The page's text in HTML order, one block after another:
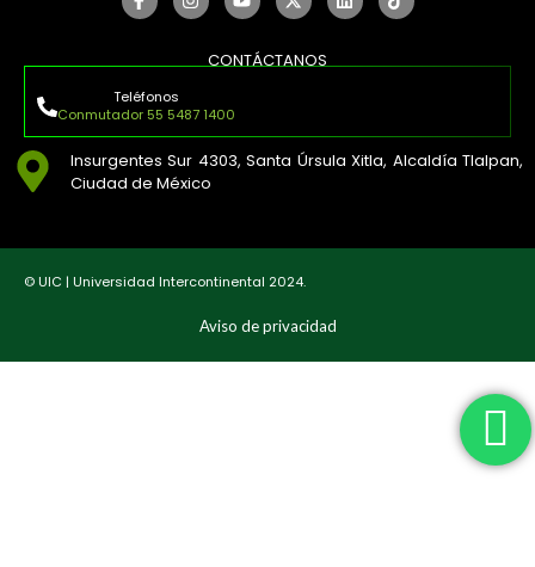
CONTÁCTANOS
Teléfonos
Conmutador 55 5487 1400
Insurgentes Sur 4303, Santa Úrsula Xitla, Alcaldía Tlalpan,
Ciudad de México
© UIC | Universidad Intercontinental 2024.
Aviso de privacidad